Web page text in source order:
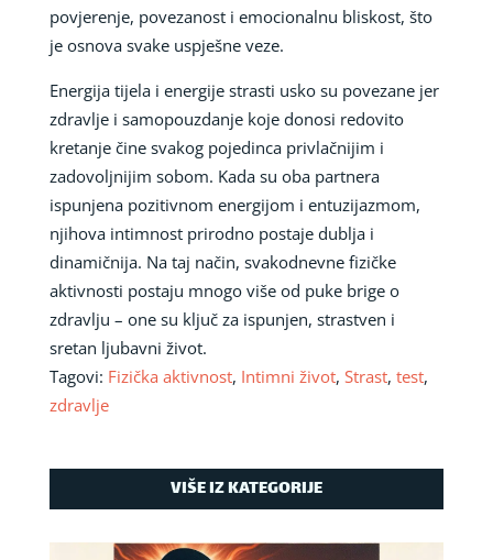
povjerenje, povezanost i emocionalnu bliskost, što
je osnova svake uspješne veze.
Energija tijela i energije strasti usko su povezane jer
zdravlje i samopouzdanje koje donosi redovito
kretanje čine svakog pojedinca privlačnijim i
zadovoljnijim sobom. Kada su oba partnera
ispunjena pozitivnom energijom i entuzijazmom,
njihova intimnost prirodno postaje dublja i
dinamičnija. Na taj način, svakodnevne fizičke
aktivnosti postaju mnogo više od puke brige o
zdravlju – one su ključ za ispunjen, strastven i
sretan ljubavni život.
Tagovi: Fizička aktivnost, Intimni život, Strast, test,
zdravlje
VIŠE IZ KATEGORIJE